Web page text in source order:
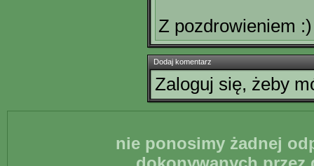
Z pozdrowieniem :)
Dodaj komentarz
Zaloguj się, żeby
nie ponosimy żadnej